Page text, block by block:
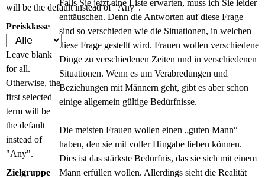
Falls Sie jetzt eine Liste erwarten, muss ich Sie leider
enttäuschen. Denn die Antworten auf diese Frage
sind so verschieden wie die Situationen, in welchen
diese Frage gestellt wird. Frauen wollen verschiedene
Dinge zu verschiedenen Zeiten und in verschiedenen
Situationen. Wenn es um Verabredungen und
Beziehungen mit Männern geht, gibt es aber schon
einige allgemein gültige Bedürfnisse.
Die meisten Frauen wollen einen „guten Mann“
haben, den sie mit voller Hingabe lieben können.
Dies ist das stärkste Bedürfnis, das sie sich mit einem
Mann erfüllen wollen. Allerdings sieht die Realität
will be the default instead of "Any".
Preisklasse
Leave blank
for all.
Otherwise, the
first selected
term will be
the default
instead of
"Any".
Zielgruppe